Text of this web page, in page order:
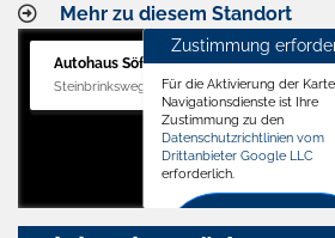
Mehr zu diesem Standort
Autohaus Söffker GmbH
Steinbrinksweg 12, 31840 Hessisch Oldendorf
Zustimmung
Für die Aktivierung der
Navigationsdienste ist Ihre
Zustimmung zu den
Datenschutzrichtlinien vom
Drittanbieter Google LLC
erforderlich.
Zustimmen